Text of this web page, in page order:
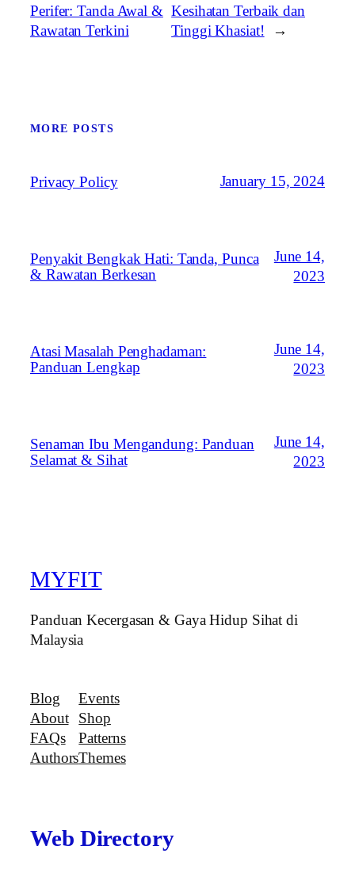
Perifer: Tanda Awal &
Rawatan Terkini
Kesihatan Terbaik dan
Tinggi Khasiat!
→
MORE POSTS
Privacy Policy January 15, 2024
Penyakit Bengkak Hati: Tanda, Punca
& Rawatan Berkesan
June 14,
2023
Atasi Masalah Penghadaman:
Panduan Lengkap
June 14,
2023
Senaman Ibu Mengandung: Panduan
Selamat & Sihat
June 14,
2023
MYFIT
Panduan Kecergasan & Gaya Hidup Sihat di
Malaysia
Blog
About
FAQs
Authors
Events
Shop
Patterns
Themes
Web Directory